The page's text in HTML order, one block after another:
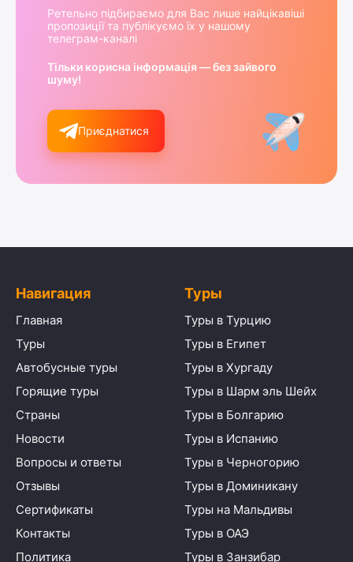
Ретельно підбираємо для Вас лише найцікавіші
пропозиції та публікуємо їх у нашому
телеграм-каналі
Тільки корисна інформація — без зайвого
шуму!
Приєднатися
Навигация
Главная
Туры
Автобусные туры
Горящие туры
Страны
Новости
Вопросы и ответы
Отзывы
Сертификаты
Контакты
Политика
Туры
Туры в Турцию
Туры в Египет
Туры в Хургаду
Туры в Шарм эль Шейх
Туры в Болгарию
Туры в Испанию
Туры в Черногорию
Туры в Доминикану
Туры на Мальдивы
Туры в ОАЭ
Туры в Занзибар